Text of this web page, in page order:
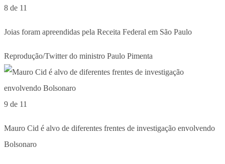
8 de 11
Joias foram apreendidas pela Receita Federal em São Paulo
Reprodução/Twitter do ministro Paulo Pimenta
9 de 11
Mauro Cid é alvo de diferentes frentes de investigação envolvendo
Bolsonaro